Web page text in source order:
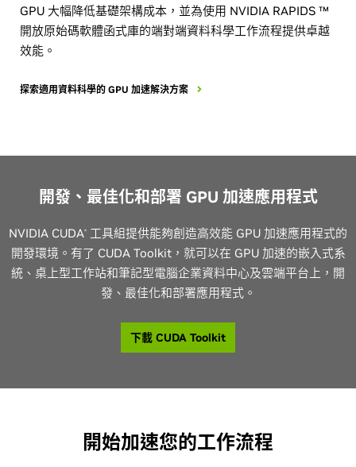
GPU 大幅降低基礎架構成本，並為使用 NVIDIA RAPIDS ™
開放原始碼軟體函式庫的端對端資料科學工作流程提供卓越
效能。
探索適用資料科學的 GPU 加速解決方案
開發、最佳化和部署 GPU 加速應用程式
NVIDIA CUDA®
工具組提供能夠創造高效能 GPU 加速應用程式的
開發環境。有了 CUDA Toolkit，就可以在 GPU 加速的嵌入式系
統、桌上型工作站和筆記型電腦企業資料中心及雲端平台上，開
發、最佳化和部署應用程式。
下載 CUDA Toolkit
開始加速您的工作流程